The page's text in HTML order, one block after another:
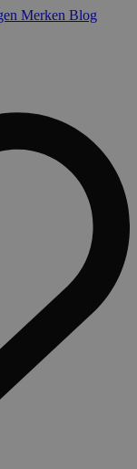
Merken Blog